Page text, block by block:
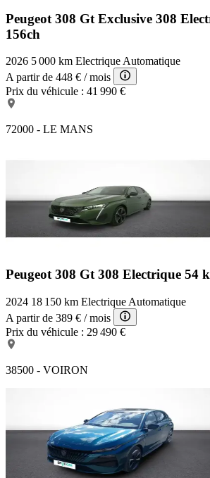
Peugeot 308 Gt Exclusive 308
156ch
2026 5 000 km ElectriqueAutomatique
A partir de 448 € / mois
Prix du véhicule : 41 990 €
72000 - LE MANS
Peugeot 308 Gt 308 Electrique 54
2024 18 150 km Electrique Automatique
A partir de 389 € / mois
Prix du véhicule : 29 490 €
38500 - VOIRON